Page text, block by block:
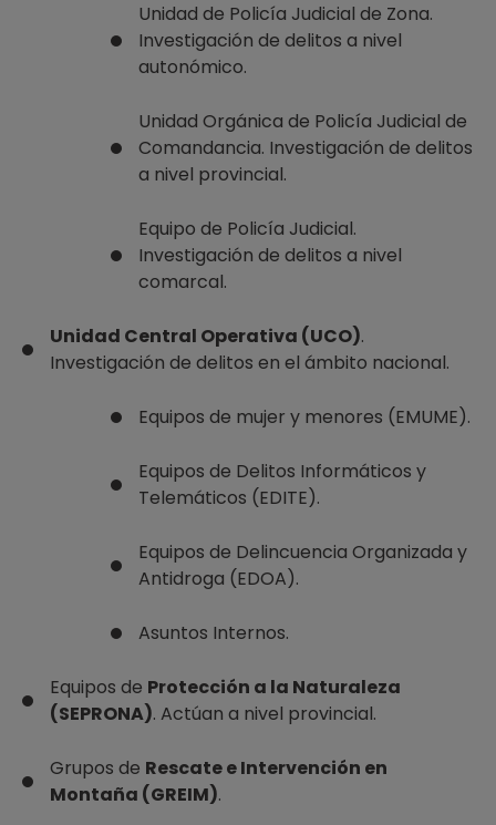
Unidad de Policía Judicial de Zona.
Investigación de delitos a nivel
autonómico.
Unidad Orgánica de Policía Judicial de
Comandancia. Investigación de delitos
a nivel provincial.
Equipo de Policía Judicial.
Investigación de delitos a nivel
comarcal.
Unidad Central Operativa (UCO).
Investigación de delitos en el ámbito nacional.
Equipos de mujer y menores (EMUME).
Equipos de Delitos Informáticos y
Telemáticos (EDITE).
Equipos de Delincuencia Organizada y
Antidroga (EDOA).
Asuntos Internos.
Equipos de Protección a la Naturaleza
(SEPRONA). Actúan a nivel provincial.
Grupos de Rescate e Intervención en
Montaña (GREIM).